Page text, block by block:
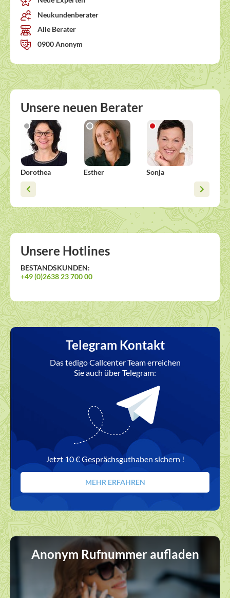
Neukundenberater
Alle Berater
0900 Anonym
Unsere neuen Berater
Dorothea Esther Sonja Alisha
Unsere Hotlines
BESTANDSKUNDEN:
+49 (0)2638 23 700 00
Telegram Kontakt
Das tedigo Callcenter Team erreichen
Sie auch über Telegram:
Jetzt 10 € Gesprächsguthaben sichern !
MEHR ERFAHREN
Anonym Rufnummer aufladen